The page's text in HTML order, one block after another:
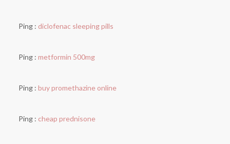
Ping : diclofenac sleeping pills
Ping : metformin 500mg
Ping : buy promethazine online
Ping : cheap prednisone